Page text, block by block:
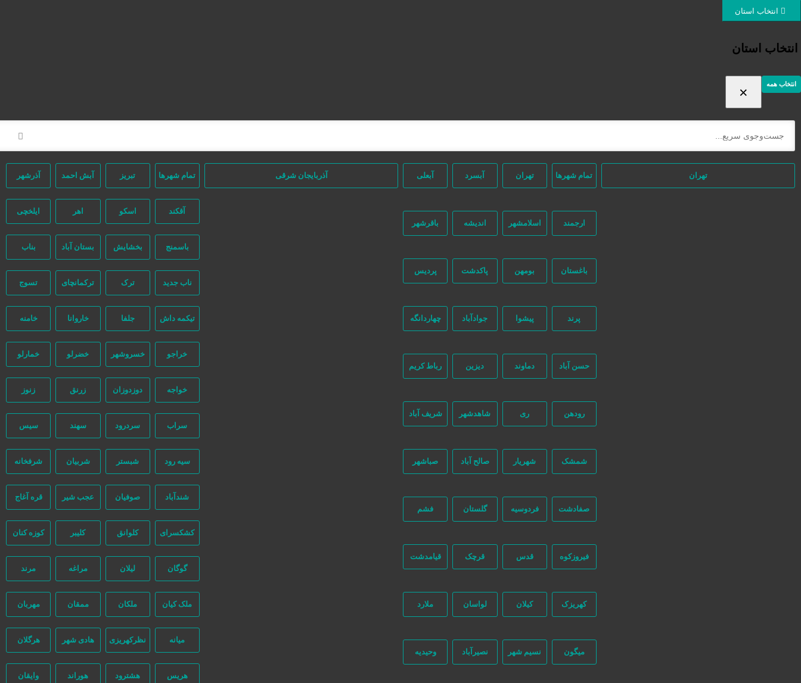
انتخاب استان
انتخاب همه ×
تهران تمام شهر‌ها تهران آبسرد آبعلی
ارجمند اسلامشهر اندیشه باقرشهر
باغستان بومهن پاکدشت پردیس
پرند پیشوا جوادآباد چهاردانگه
حسن آباد دماوند دیزین رباط کریم
رودهن ری شاهدشهر شریف آباد
شمشک شهریار صالح آباد صباشهر
صفادشت فردوسیه گلستان فشم
فیروزکوه قدس قرچک قیامدشت
کهریزک کیلان لواسان ملارد
میگون نسیم شهر نصیرآباد وحیدیه
آذربایجان شرقی تمام شهر‌ها تبریز آبش احمد آذرشهر
آقکند اسکو اهر ایلخچی
باسمنج بخشایش بستان آباد بناب
ناب جدید ترک ترکمانچای تسوج
تیکمه داش جلفا خاروانا خامنه
خراجو خسروشهر خضرلو خمارلو
خواجه دوزدوزان زرنق زنوز
سراب سردرود سهند سیس
سیه رود شبستر شربیان شرفخانه
شندآباد صوفیان عجب شیر قره آغاج
کشکسرای کلوانق کلیبر کوزه کنان
گوگان لیلان مراغه مرند
ملک کیان ملکان ممقان مهربان
میانه نظرکهریزی هادی شهر هرگلان
هریس هشترود هوراند وایقان
ورود / ثبت نام
اجرای کانکس مونتاژ در محل | طراحی و ساخت سازه‌های بزرگ با آریا بارون
در سایت تبلیغاتی نیازجو کاربران مستقیما با هم تماس می‌گیرند و هیچ واسطه‌ای در این میان وجود ندارد، پس دقت فرمایید که در خرید و فروشِ شما نیازجو هیچ دخالتی نداشته و کاربران باید خودشان جنبه‌های مختلف امنیتی را در